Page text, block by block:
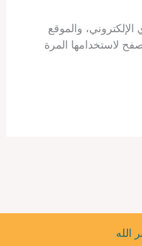
والموقع
لاستخدامها المرة
الله